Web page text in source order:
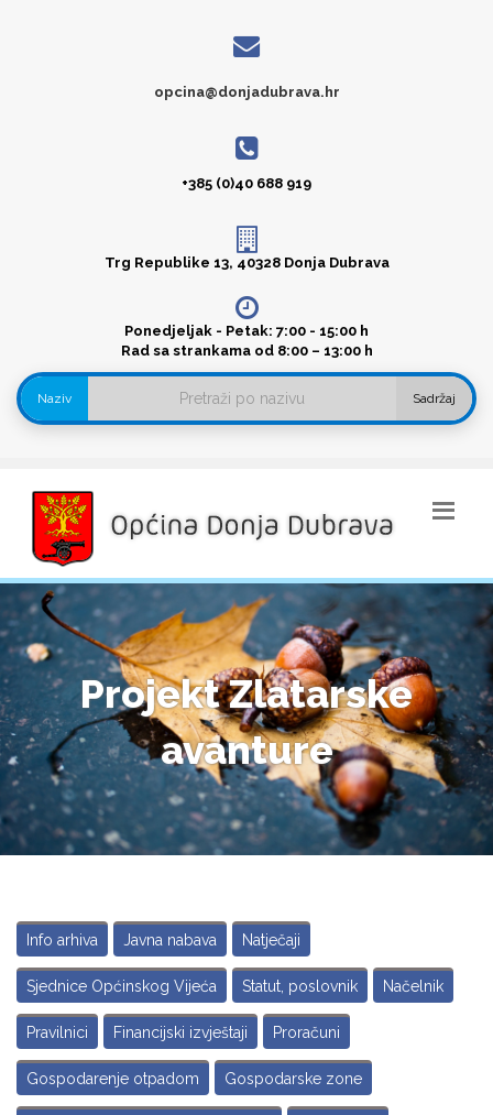
opcina@donjadubrava.hr
+385 (0)40 688 919
Trg Republike 13, 40328 Donja Dubrava
Ponedjeljak - Petak: 7:00 - 15:00 h
Rad sa strankama od 8:00 – 13:00 h
Naziv Sadržaj
Projekt Zlatarske
avanture
Info arhiva Javna nabava Natječaji
Sjednice Općinskog Vijeća Statut, poslovnik Načelnik
Pravilnici Financijski izvještaji Proračuni
Gospodarenje otpadom Gospodarske zone